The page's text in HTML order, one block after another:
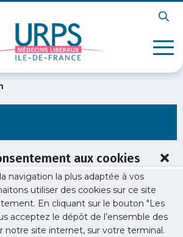
aux cookies
navigation la plus adaptée à vos
utiliser des cookies sur ce site
En cliquant sur le bouton "Les
acceptez le dépôt de l’ensemble des
notre site internet, sur votre terminal.
www.urps-med-
sante-publique-7/nsp-5/"]